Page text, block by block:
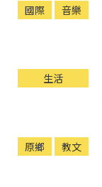
國際 音樂
生活
原鄉 教文